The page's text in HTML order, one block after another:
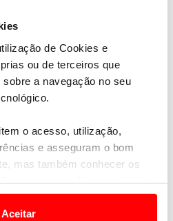
de Cookies e
ou de terceiros que
a navegação no seu
o acesso, utilização,
e asseguram o bom
mas também conhecer os
produtos e/ou serviços.
Aceitar
II, I, 19 e 20 julho)
12 julho)
21 junho)
24 maio)
14 maio)
10 maio)